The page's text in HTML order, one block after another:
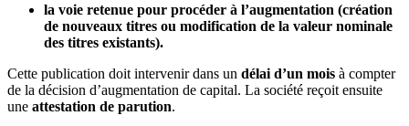
la voie retenue pour procéder à l’augmentation (création
de nouveaux titres ou modification de la valeur nominale
des titres existants).
Cette publication doit intervenir dans un délai d’un mois à compter
de la décision d’augmentation de capital. La société reçoit ensuite
une attestation de parution.